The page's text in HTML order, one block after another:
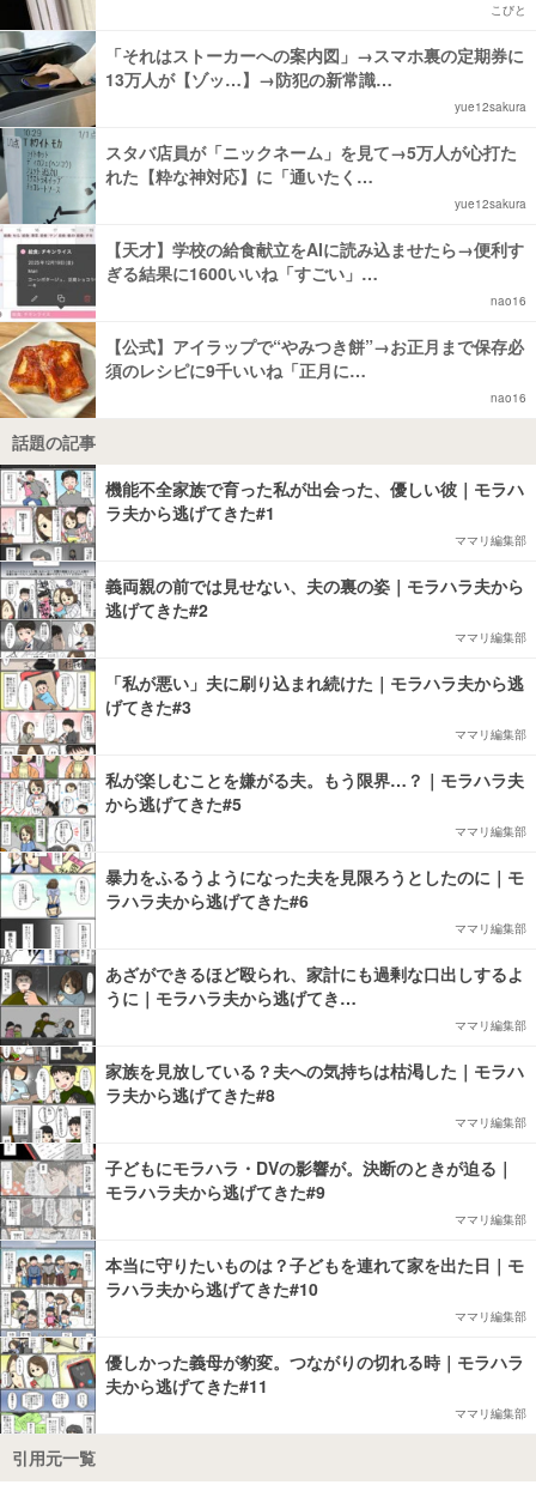
こびと
「それはストーカーへの案内図」→スマホ裏の定期券に
13万人が【ゾッ…】→防犯の新常識…
yue12sakura
スタバ店員が「ニックネーム」を見て→5万人が心打た
れた【粋な神対応】に「通いたく…
yue12sakura
【天才】学校の給食献立をAIに読み込ませたら→便利す
ぎる結果に1600いいね「すごい」…
nao16
【公式】アイラップで“やみつき餅”→お正月まで保存必
須のレシピに9千いいね「正月に…
nao16
話題の記事
機能不全家族で育った私が出会った、優しい彼｜モラハ
ラ夫から逃げてきた#1
ママリ編集部
義両親の前では見せない、夫の裏の姿｜モラハラ夫から
逃げてきた#2
ママリ編集部
「私が悪い」夫に刷り込まれ続けた｜モラハラ夫から逃
げてきた#3
ママリ編集部
私が楽しむことを嫌がる夫。もう限界…？｜モラハラ夫
から逃げてきた#5
ママリ編集部
暴力をふるうようになった夫を見限ろうとしたのに｜モ
ラハラ夫から逃げてきた#6
ママリ編集部
あざができるほど殴られ、家計にも過剰な口出しするよ
うに｜モラハラ夫から逃げてき…
ママリ編集部
家族を見放している？夫への気持ちは枯渇した｜モラハ
ラ夫から逃げてきた#8
ママリ編集部
子どもにモラハラ・DVの影響が。決断のときが迫る｜
モラハラ夫から逃げてきた#9
ママリ編集部
本当に守りたいものは？子どもを連れて家を出た日｜モ
ラハラ夫から逃げてきた#10
ママリ編集部
優しかった義母が豹変。つながりの切れる時｜モラハラ
夫から逃げてきた#11
ママリ編集部
引用元一覧